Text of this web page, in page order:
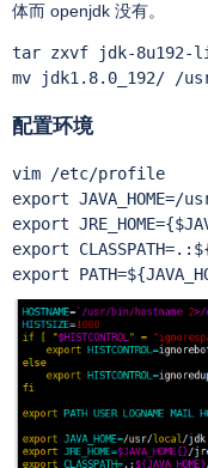
体而 openjdk 没有。
tar zxvf jdk-8u192-
mv jdk1.8.0_192/ /
配置环境
vim /etc/profile
export
export
export
export